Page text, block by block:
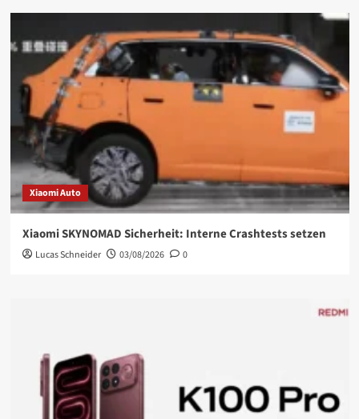
Xiaomi Auto
Xiaomi SKYNOMAD Sicherheit: Interne Crashtests setzen
Lucas Schneider 03/08/2026 0